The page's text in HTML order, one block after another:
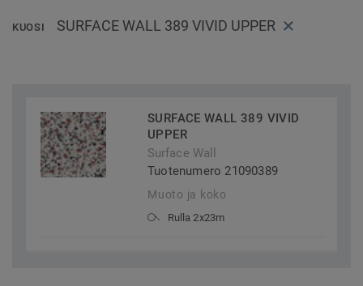
KUOSI SURFACE WALL 389 VIVID UPPER
SURFACE WALL 389 VIVID
UPPER
Surface Wall
Tuotenumero 21090389
Muoto ja koko
Rulla 2x23m